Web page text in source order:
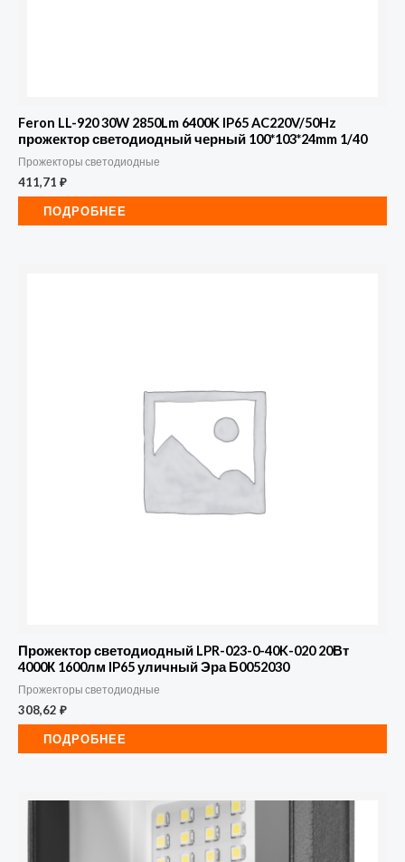
Feron LL-920 30W 2850Lm 6400K IP65 AC220V/50Hz
прожектор светодиодный черный 100*103*24mm 1/40
Прожекторы светодиодные
411,71 ₽
ПОДРОБНЕЕ
Прожектор светодиодный LPR-023-0-40K-020 20Вт
4000К 1600лм IP65 уличный Эра Б0052030
Прожекторы светодиодные
308,62 ₽
ПОДРОБНЕЕ